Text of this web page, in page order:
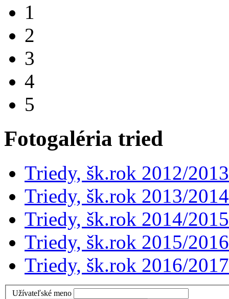
1
2
3
4
5
Fotogaléria tried
Triedy, šk.rok 2012/2013
Triedy, šk.rok 2013/2014
Triedy, šk.rok 2014/2015
Triedy, šk.rok 2015/2016
Triedy, šk.rok 2016/2017
Užívateľské meno